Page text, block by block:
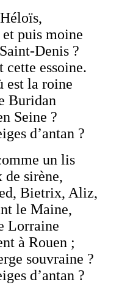
puis moine
Denis ?
cette essoine.
est la roine
Buridan
Seine ?
d’antan ?
un lis
sirène,
Bietrix, Aliz,
le Maine,
Lorraine
à Rouen ;
souvraine ?
d’antan ?